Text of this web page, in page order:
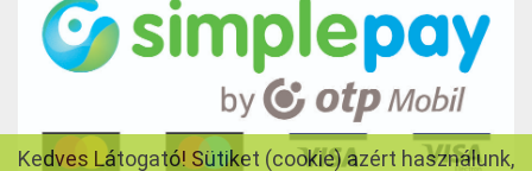
Kedves Látogató! Sütiket (cookie) azért használunk,